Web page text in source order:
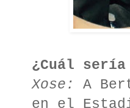
¿Cuál
Xose:
A
en el